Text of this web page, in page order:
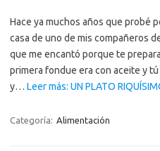
Hace ya muchos años que probé
casa de uno de mis compañeros
que me encantó porque te
primera fondue era con aceite y
y… Leer más: UN PLATO
Categoría: Alimentación